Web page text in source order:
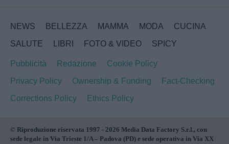
NEWS BELLEZZA MAMMA MODA
CUCINA
SALUTE
LIBRI FOTO & VIDEO SPICY
Pubblicità Redazione
Cookie Policy
Privacy Policy
Ownership & Funding
Fact-Checking
Corrections Policy
Ethics Policy
© Riproduzione riservata 1997 - 2026 Media Data Factory S.r.l., con
sede legale in Via Trieste 1/A – Padova (PD) e sede operativa in Via XX